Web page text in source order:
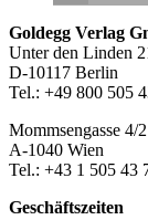
Seitenleiste
Footer-
Section
Goldegg Verlag
Unter den Linden
D-10117 Berlin
Tel.: +49 800 505
Mommsengasse 4/2
A-1040 Wien
Tel.: +43 1 505 43
Geschäftszeiten